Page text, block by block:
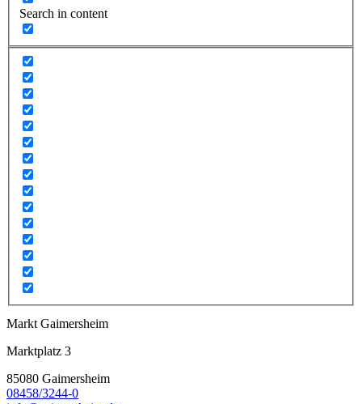
Search in content
Markt Gaimersheim
Marktplatz 3
85080 Gaimersheim
08458/3244-0